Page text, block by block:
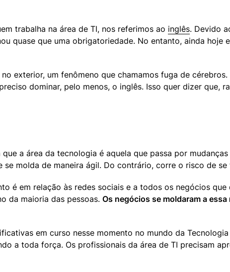
trabalha na área de TI, nos referimos ao inglês. Devido
quase que uma obrigatoriedade. No entanto, ainda
exterior, um fenômeno que chamamos fuga de
dominar, pelo menos, o inglês. Isso quer dizer que,
a área da tecnologia é aquela que passa por
se molda de maneira ágil. Do contrário, corre o risco de
é em relação às redes sociais e a todos os negócios
da maioria das pessoas. Os negócios se moldaram a
em curso nesse momento no mundo da
a toda força. Os profissionais da área de TI precisam